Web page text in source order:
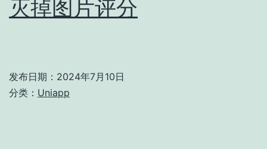
灭掉图片评分
发布日期： 2024年7月10日
分类： Uniapp